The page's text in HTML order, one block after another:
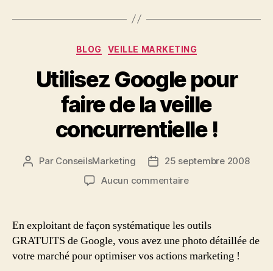
Catégories
BLOG VEILLE MARKETING
Utilisez Google pour
faire de la veille
concurrentielle !
Auteur
Par ConseilsMarketing
Date25 septembre 2008
Aucun commentairesur
pour
de
la
En exploitant de façon systématique les outils
GRATUITS de Google, vous avez une photo détaillée de
votre marché pour optimiser vos actions marketing !